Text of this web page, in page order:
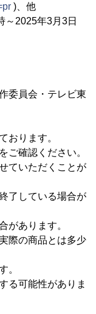
)、他
2025年3月3日
委員会・テレビ東
おります。
ご確認ください。
ていただくことが
了している場合が
があります。
際の商品とは多少
。
る可能性がありま